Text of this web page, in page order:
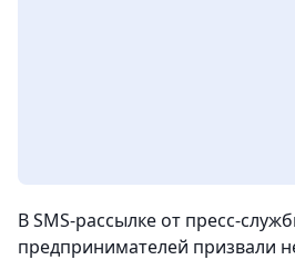
В SMS-рассылке от пресс-
предпринимателей призвали